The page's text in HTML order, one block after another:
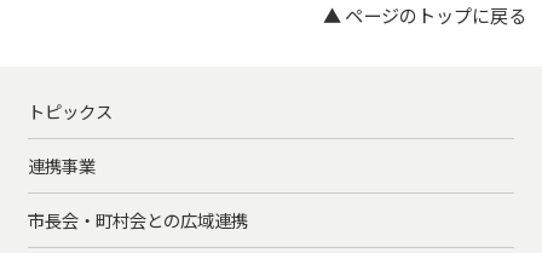
▲ ページのトップに戻る
トピックス
連携事業
市長会・町村会との広域連携